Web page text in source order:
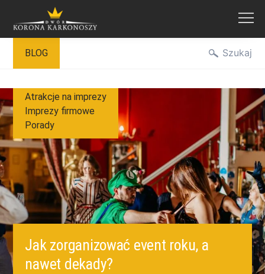
treści
BLOG
Jak zorganizować event roku, a
nawet dekady?
Atrakcje na imprezy
Imprezy firmowe
Porady